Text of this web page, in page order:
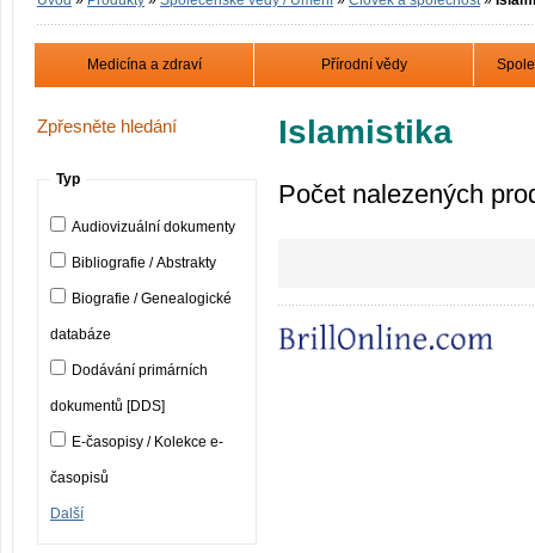
Medicína a zdraví Přírodní vědy
Zpřesněte hledání
Typ
Audiovizuální dokumenty
Bibliografie / Abstrakty
Biografie / Genealogické
databáze
Dodávání primárních
dokumentů [DDS]
E-časopisy / Kolekce e-
časopisů
Další
Islamistika
Počet nalezených